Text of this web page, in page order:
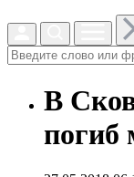
В
погиб